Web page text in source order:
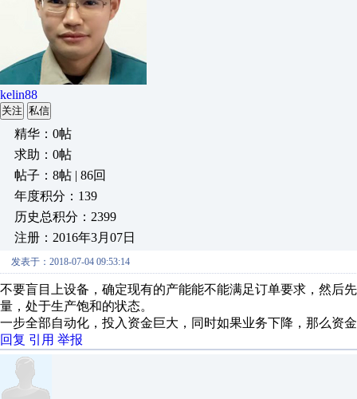
kelin88
关注 私信
精华：0帖
求助：0帖
帖子：8帖 | 86回
年度积分：139
历史总积分：2399
注册：2016年3月07日
发表于：2018-07-04 09:53:14
不要盲目上设备，确定现有的产能能不能满足订单要求，然后
量，处于生产饱和的状态。
一步全部自动化，投入资金巨大，同时如果业务下降，那么资
回复 引用 举报